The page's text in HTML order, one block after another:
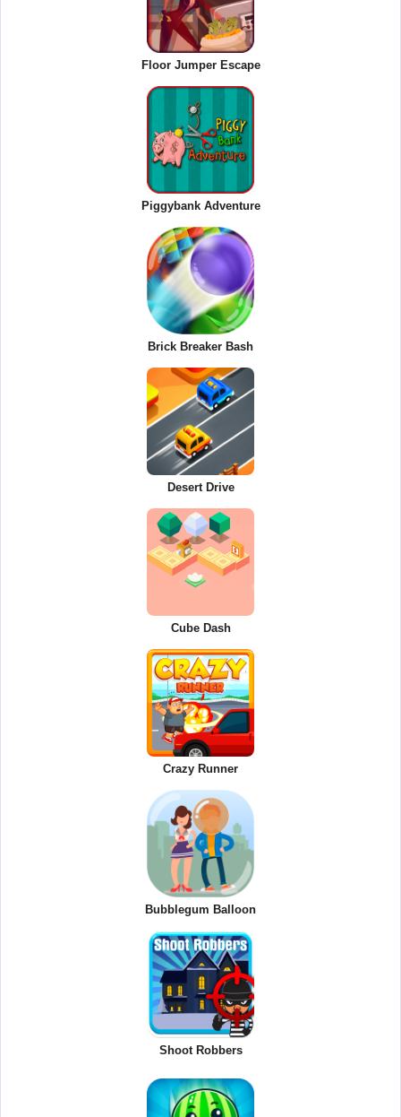
Floor Jumper Escape
Piggybank Adventure
Brick Breaker Bash
Desert Drive
Cube Dash
Crazy Runner
Bubblegum Balloon
Shoot Robbers